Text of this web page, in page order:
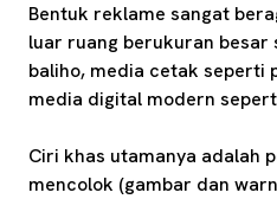
Bentuk reklame sangat
luar ruang berukuran
baliho, media cetak seperti
media digital modern
Ciri khas utamanya adalah
mencolok (gambar dan